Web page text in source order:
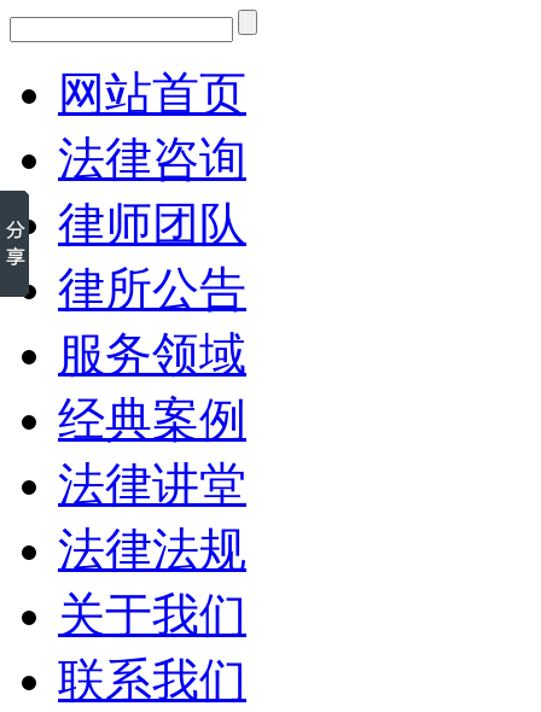
网站首页
法律咨询
律师团队
律所公告
服务领域
经典案例
法律讲堂
法律法规
关于我们
联系我们